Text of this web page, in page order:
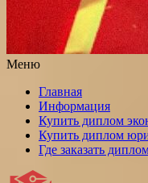
Меню
Главная
Информация
Купить диплом
Купить диплом
Где заказать